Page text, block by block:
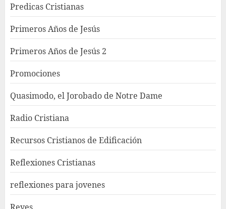
Predicas Cristianas
Primeros Años de Jesús
Primeros Años de Jesús 2
Promociones
Quasimodo, el Jorobado de Notre Dame
Radio Cristiana
Recursos Cristianos de Edificación
Reflexiones Cristianas
reflexiones para jovenes